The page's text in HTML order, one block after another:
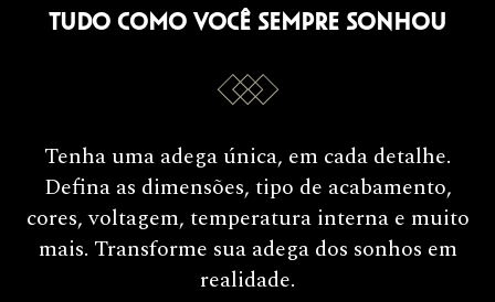
TUDO COMO VOCÊ SEMPRE SONHOU
Tenha uma adega única, em cada detalhe.
Defina as dimensões, tipo de acabamento,
cores, voltagem, temperatura interna e muito
mais. Transforme sua adega dos sonhos em
realidade.